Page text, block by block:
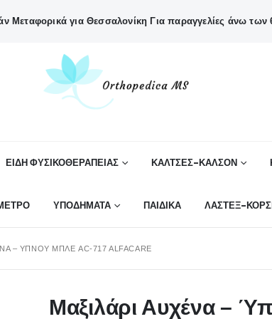
Μεταφορικά για Θεσσαλονίκη Για παραγγελίες άνω των
ΕΙΔΗ ΦΥΣΙΚΟΘΕΡΑΠΕΙΑΣ ΚΑΛΤΣΕΣ-ΚΑΛΣΟΝ
ΥΠΟΔΗΜΑΤΑ ΠΑΙΔΙΚΑ ΛΑΣΤΕΞ-
– ΎΠΝΟΥ ΜΠΛΕ AC-717 ALFACARE
Μαξιλάρι Αυχένα –